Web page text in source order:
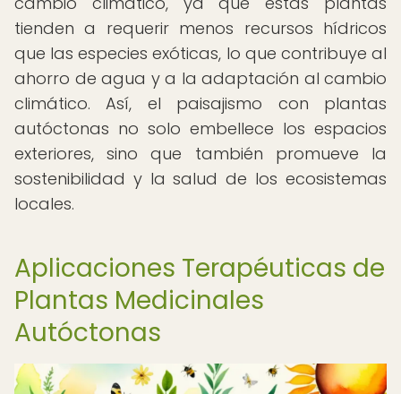
tienden a requerir menos recursos hídricos
que las especies exóticas, lo que contribuye al
ahorro de agua y a la adaptación al cambio
climático. Así, el paisajismo con plantas
autóctonas no solo embellece los espacios
exteriores, sino que también promueve la
sostenibilidad y la salud de los ecosistemas
locales.
Aplicaciones Terapéuticas de
Plantas Medicinales
Autóctonas